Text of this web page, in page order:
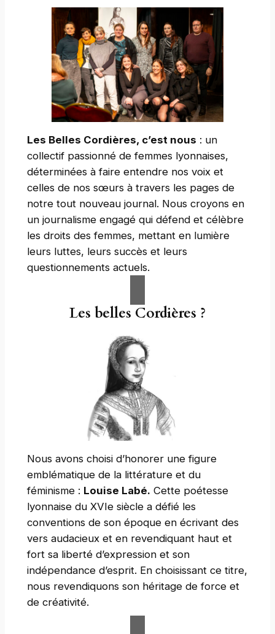
Les Belles Cordières, c’est nous : un
collectif passionné de femmes lyonnaises,
déterminées à faire entendre nos voix et
celles de nos sœurs à travers les pages de
notre tout nouveau journal. Nous croyons en
un journalisme engagé qui défend et célèbre
les droits des femmes, mettant en lumière
leurs luttes, leurs succès et leurs
questionnements actuels.
Les belles Cordières ?
Nous avons choisi d’honorer une figure
emblématique de la littérature et du
féminisme : Louise Labé. Cette poétesse
lyonnaise du XVIe siècle a défié les
conventions de son époque en écrivant des
vers audacieux et en revendiquant haut et
fort sa liberté d’expression et son
indépendance d’esprit. En choisissant ce titre,
nous revendiquons son héritage de force et
de créativité.